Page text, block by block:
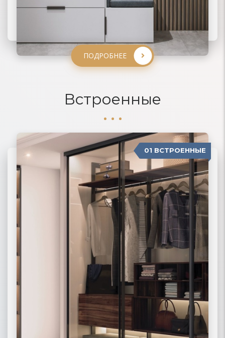
ПОДРОБНЕЕ
ПОДРОБНЕЕ
Встроенные
04 П-ОБРАЗНЫЕ 01 ВСТРОЕННЫЕ
02 РАДИУСНЫЕ
03 МОДЕРН